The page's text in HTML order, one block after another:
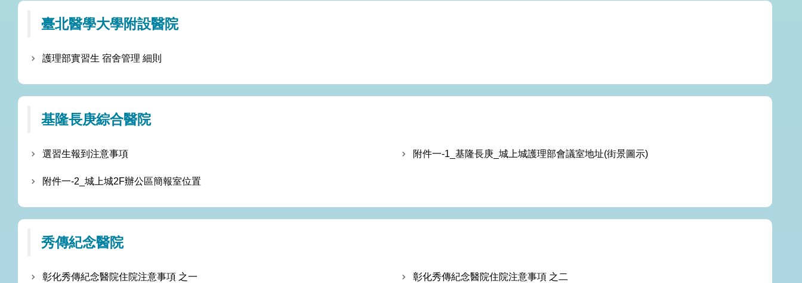
臺北醫學大學附設醫院
護理部實習生 宿舍管理 細則
基隆長庚綜合醫院
選習生報到注意事項 附件一-1_基隆長庚_城上城護理部會議室地址(街景圖示)
附件一-2_城上城2F辦公區簡報室位置
秀傳紀念醫院
彰化秀傳紀念醫院住院注意事項 之一 彰化秀傳紀念醫院住院注意事項 之二